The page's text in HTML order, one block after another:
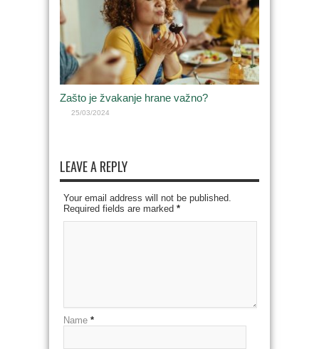
Zašto je žvakanje hrane važno?
25/03/2024
LEAVE A REPLY
Your email address will not be published.
Required fields are marked *
Name *